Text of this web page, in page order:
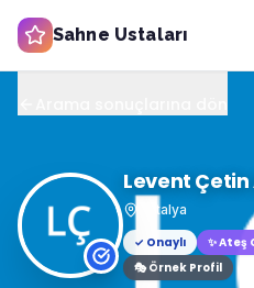
Sahne Ustaları
Levent Çetin
Antalya
✓ Onaylı
✨Ateş
🎭 Örnek Profil